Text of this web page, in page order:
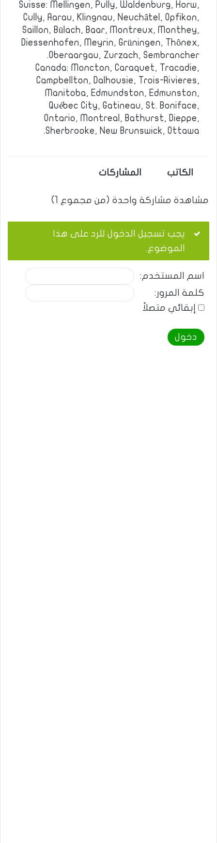
Suisse: Mellingen, Pully, Waldenburg, Horw,
Cully, Aarau, Klingnau, Neuchâtel, Opfikon,
Saillon, Bülach, Baar, Montreux, Monthey,
Diessenhofen, Meyrin, Grüningen, Thônex,
Oberaargau, Zurzach, Sembrancher.
Canada: Moncton, Caraquet, Tracadie,
Campbellton, Dalhousie, Trois-Rivieres,
Manitoba, Edmundston, Edmunston,
Québec City, Gatineau, St. Boniface,
Ontario, Montreal, Bathurst, Dieppe,
Sherbrooke, New Brunswick, Ottawa.
الكاتب المشاركات
مشاهدة مشاركة واحدة (من مجموع 1)
يجب تسجيل الدخول للرد على هذا
الموضوع.
اسم المستخدم:
كلمة المرور:
إبقائي متصلاً
دخول